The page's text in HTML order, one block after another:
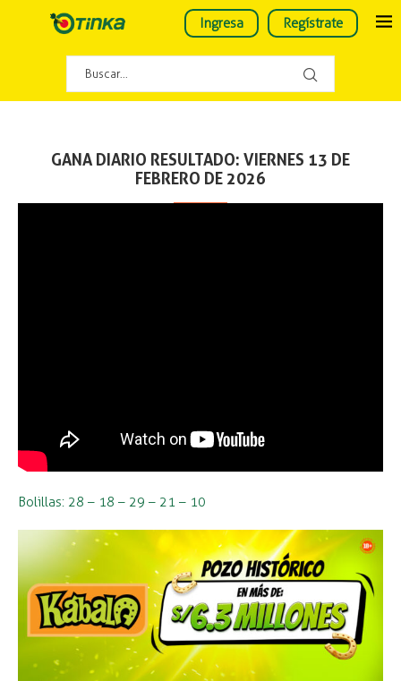
Ingresa Regístrate
GANA DIARIO RESULTADO: VIERNES 13 DE
FEBRERO DE 2026
Bolillas: 28 – 18 – 29 – 21 – 10